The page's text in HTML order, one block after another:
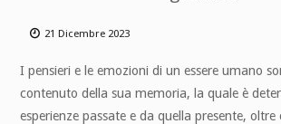
21 Dicembre 2023
I pensieri e le emozioni di un essere umano
contenuto della sua memoria, la quale è
esperienze passate e da quella presente, oltre